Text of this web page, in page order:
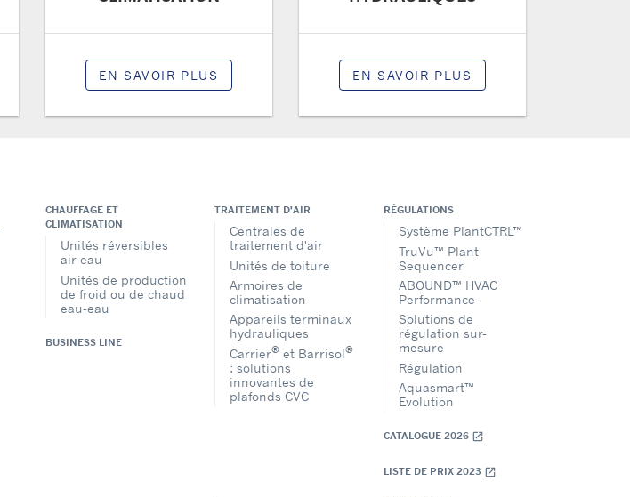
EN SAVOIR PLUS EN SAVOIR PLUS
CHAUFFAGE ET
CLIMATISATION
Unités réversibles
air-eau
Unités de production
de froid ou de chaud
eau-eau
BUSINESS LINE
TRAITEMENT D'AIR
Centrales de
traitement d'air
Unités de toiture
Armoires de
climatisation
Appareils terminaux
hydrauliques
Carrier® et Barrisol®
: solutions
innovantes de
plafonds CVC
RÉGULATIONS
Système PlantCTRL™
TruVu™ Plant
Sequencer
ABOUND™ HVAC
Performance
Solutions de
régulation sur-
mesure
Régulation
Aquasmart™
Evolution
CATALOGUE 2026 open_in_new
LISTE DE PRIX 2023 open_in_new